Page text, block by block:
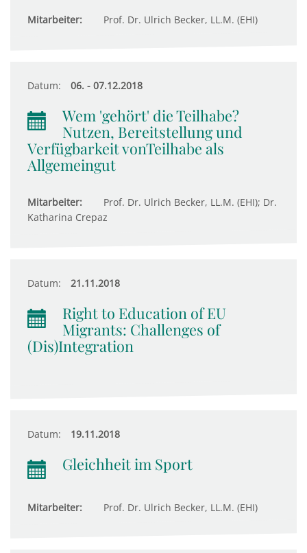
Mitarbeiter: Prof. Dr. Ulrich Becker, LL.M. (EHI)
Datum: 06. - 07.12.2018
Wem 'gehört' die Teilhabe?
Nutzen, Bereitstellung und
Verfügbarkeit vonTeilhabe als
Allgemeingut
Mitarbeiter:
Prof. Dr. Ulrich Becker, LL.M. (EHI); Dr.
Katharina Crepaz
Datum: 21.11.2018
Right to Education of EU
Migrants: Challenges of
(Dis)Integration
Datum: 19.11.2018
Gleichheit im Sport
Mitarbeiter: Prof. Dr. Ulrich Becker, LL.M. (EHI)